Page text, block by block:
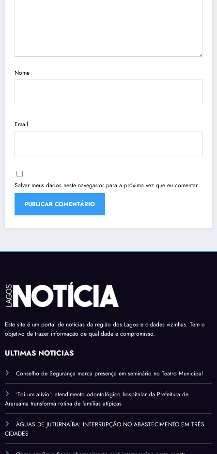
Nome
Email
Salvar meus dados neste navegador para a próxima vez que eu comentar.
Este site é um portal de notícias da região dos Lagos e cidades vizinhas. Tem o
objetivo de trazer informação de qualidade e compromisso.
ÚLTIMAS NOTÍCIAS
Conselho de Segurança marca presença em seminário no Teatro Municipal
‘Foi um alívio’: atendimento odontológico hospitalar da Prefeitura de
Araruama transforma rotina de famílias atípicas
ÁGUAS DE JUTURNAÍBA: INTERRUPÇÃO NO ABASTECIMENTO EM TRÊS
CIDADES